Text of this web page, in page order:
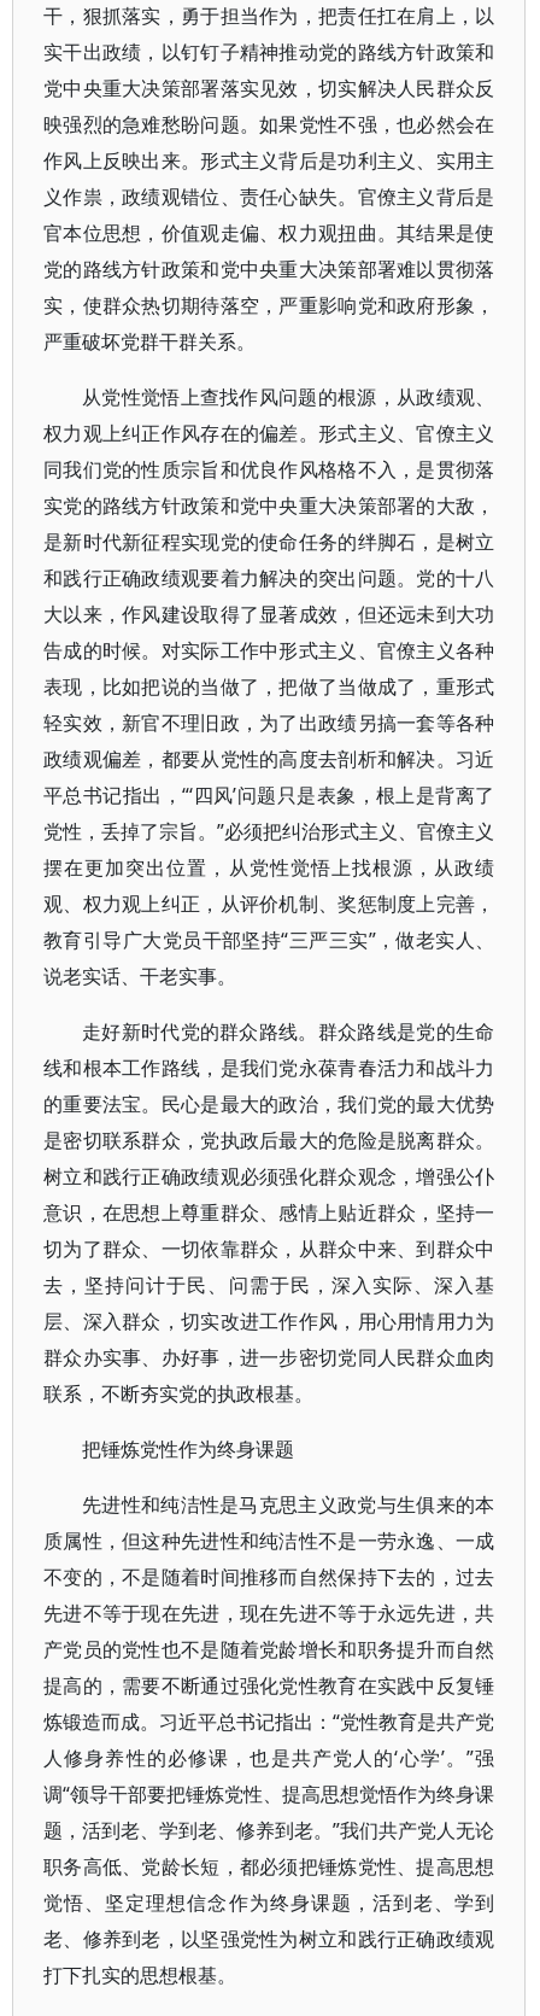
干，狠抓落实，勇于担当作为，把责任扛在肩上，以
实干出政绩，以钉钉子精神推动党的路线方针政策和
党中央重大决策部署落实见效，切实解决人民群众反
映强烈的急难愁盼问题。如果党性不强，也必然会在
作风上反映出来。形式主义背后是功利主义、实用主
义作祟，政绩观错位、责任心缺失。官僚主义背后是
官本位思想，价值观走偏、权力观扭曲。其结果是使
党的路线方针政策和党中央重大决策部署难以贯彻落
实，使群众热切期待落空，严重影响党和政府形象，
严重破坏党群干群关系。
从党性觉悟上查找作风问题的根源，从政绩观、
权力观上纠正作风存在的偏差。形式主义、官僚主义
同我们党的性质宗旨和优良作风格格不入，是贯彻落
实党的路线方针政策和党中央重大决策部署的大敌，
是新时代新征程实现党的使命任务的绊脚石，是树立
和践行正确政绩观要着力解决的突出问题。党的十八
大以来，作风建设取得了显著成效，但还远未到大功
告成的时候。对实际工作中形式主义、官僚主义各种
表现，比如把说的当做了，把做了当做成了，重形式
轻实效，新官不理旧政，为了出政绩另搞一套等各种
政绩观偏差，都要从党性的高度去剖析和解决。习近
平总书记指出，“‘四风’问题只是表象，根上是背离了
党性，丢掉了宗旨。”必须把纠治形式主义、官僚主义
摆在更加突出位置，从党性觉悟上找根源，从政绩
观、权力观上纠正，从评价机制、奖惩制度上完善，
教育引导广大党员干部坚持“三严三实”，做老实人、
说老实话、干老实事。
走好新时代党的群众路线。群众路线是党的生命
线和根本工作路线，是我们党永葆青春活力和战斗力
的重要法宝。民心是最大的政治，我们党的最大优势
是密切联系群众，党执政后最大的危险是脱离群众。
树立和践行正确政绩观必须强化群众观念，增强公仆
意识，在思想上尊重群众、感情上贴近群众，坚持一
切为了群众、一切依靠群众，从群众中来、到群众中
去，坚持问计于民、问需于民，深入实际、深入基
层、深入群众，切实改进工作作风，用心用情用力为
群众办实事、办好事，进一步密切党同人民群众血肉
联系，不断夯实党的执政根基。
把锤炼党性作为终身课题
先进性和纯洁性是马克思主义政党与生俱来的本
质属性，但这种先进性和纯洁性不是一劳永逸、一成
不变的，不是随着时间推移而自然保持下去的，过去
先进不等于现在先进，现在先进不等于永远先进，共
产党员的党性也不是随着党龄增长和职务提升而自然
提高的，需要不断通过强化党性教育在实践中反复锤
炼锻造而成。习近平总书记指出：“党性教育是共产党
人修身养性的必修课，也是共产党人的‘心学’。”强
调“领导干部要把锤炼党性、提高思想觉悟作为终身课
题，活到老、学到老、修养到老。”我们共产党人无论
职务高低、党龄长短，都必须把锤炼党性、提高思想
觉悟、坚定理想信念作为终身课题，活到老、学到
老、修养到老，以坚强党性为树立和践行正确政绩观
打下扎实的思想根基。